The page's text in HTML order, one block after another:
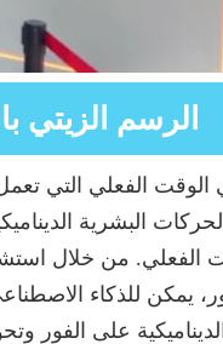
الرسم الزيتي
الفعلي التي تعمل
البشرية
الفعلي. من خلال
يمكن للذكاء
على الفور